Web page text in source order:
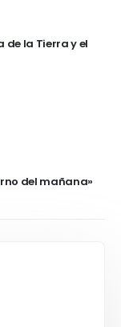
de la Tierra y el
del mañana»